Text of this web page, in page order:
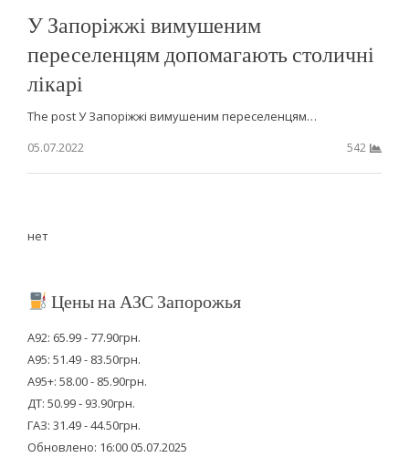
У Запоріжжі вимушеним
переселенцям допомагають столичні
лікарі
The post У Запоріжжі вимушеним переселенцям…
05.07.2022
542
нет
Цены на АЗС Запорожья
А92: 65.99 - 77.90грн.
А95: 51.49 - 83.50грн.
А95+: 58.00 - 85.90грн.
ДТ: 50.99 - 93.90грн.
ГАЗ: 31.49 - 44.50грн.
Обновлено: 16:00 05.07.2025